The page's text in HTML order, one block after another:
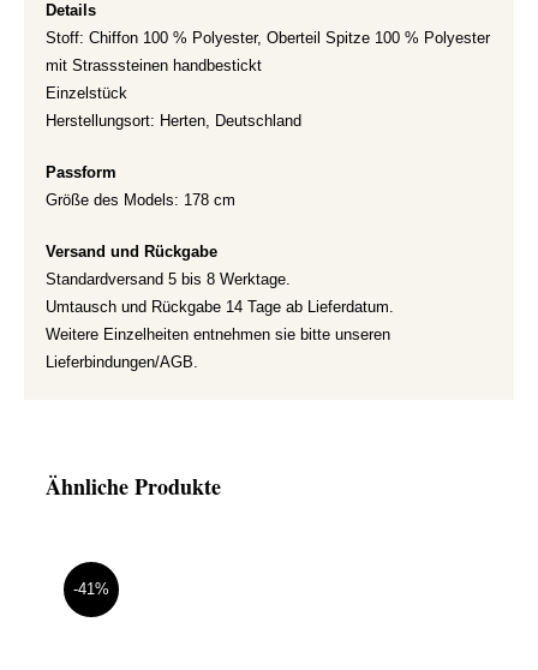
Details
Stoff: Chiffon 100 % Polyester, Oberteil Spitze 100 % Polyester
mit Strasssteinen handbestickt
Einzelstück
Herstellungsort: Herten, Deutschland
Passform
Größe des Models: 178 cm
Versand und Rückgabe
Standardversand 5 bis 8 Werktage.
Umtausch und Rückgabe 14 Tage ab Lieferdatum.
Weitere Einzelheiten entnehmen sie bitte unseren
Lieferbindungen/AGB.
Ähnliche Produkte
-41%